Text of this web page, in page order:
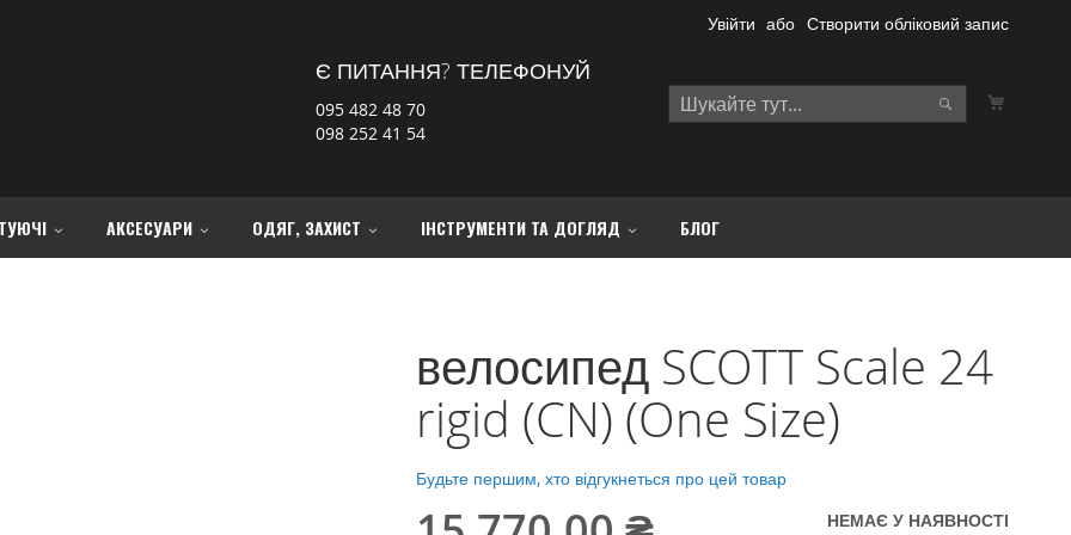
Увійти Створити обліковий запис
Search
Є ПИТАННЯ? ТЕЛЕФОНУЙ
095 482 48 70
098 252 41 54
АКСЕСУАРИ ОДЯГ, ЗАХИСТ ІНСТРУМЕНТИ ТА ДОГЛЯД БЛОГ
велосипед SCOTT Scale 24
rigid (CN) (One Size)
Будьте першим, хто відгукнеться про цей товар
НЕМАЄ У НАЯВНОСТІ